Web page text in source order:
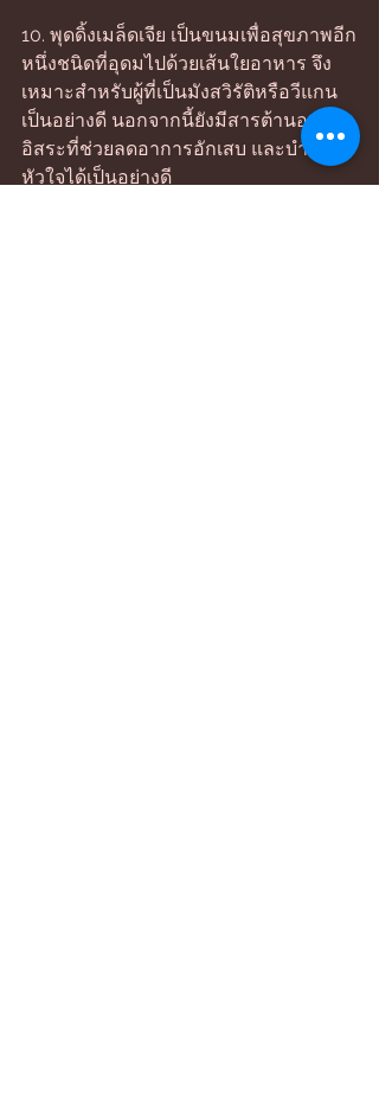
10. พุดดิ้งเมล็ดเจีย เป็นขนมเพื่อสุขภาพอีก
หนึ่งชนิดที่อุดมไปด้วยเส้นใยอาหาร จึง
เหมาะสำหรับผู้ที่เป็นมังสวิรัติหรือวีแกน
เป็นอย่างดี นอกจากนี้ยังมีสารต้านอนุมูล
อิสระที่ช่วยลดอาการอักเสบ และบำรุง
หัวใจได้เป็นอย่างดี